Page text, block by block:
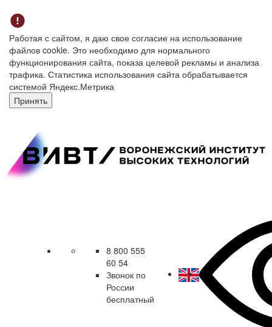
Работая с сайтом, я даю свое согласие на использование
файлов cookie. Это необходимо для нормального
функционирования сайта, показа целевой рекламы и анализа
трафика. Статистика использования сайта обрабатывается
системой Яндекс.Метрика
Принять
8 800 555
60 54
Звонок по
России
бесплатный